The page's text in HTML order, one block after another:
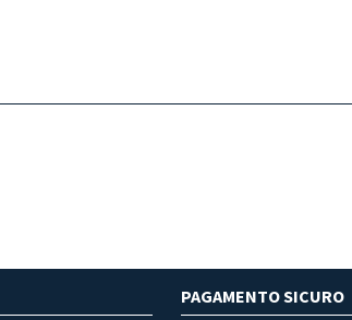
PAGAMENTO SICURO